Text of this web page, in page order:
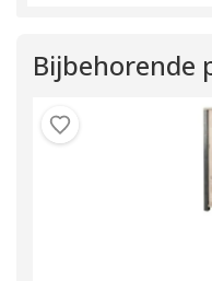
Bijbehorende